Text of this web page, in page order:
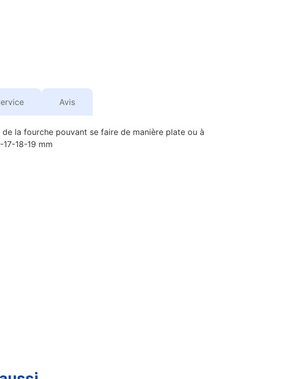
Avis
la fourche pouvant se faire de manière plate ou à
18-19 mm